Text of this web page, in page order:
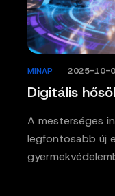
Digitális
MINAP 2025-10-
A mesterséges
legfontosabb új